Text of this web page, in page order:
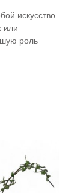
искусство
или
роль